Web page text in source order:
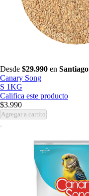
Desde $29.990 en Santiago
Canary Song
S 1KG
Califica este producto
$3.990
Agregar a carrito